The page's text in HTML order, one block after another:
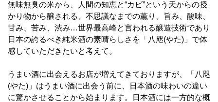
無味無臭の米から、人間の知恵と“カビ”という天からの授
かり物から醸される、不思議なまでの薫り、旨み、酸味、
甘み、苦み、渋み…世界最高峰と言われる醸造技術であり
日本の誇るべき純米酒の素晴らしさを「八咫(やた)」で体
感していただきたいと考えて。
うまい酒に出会えるお店が増えてきておりますが、「八咫
(やた)」はうまい酒に出会う前に、日本酒の味わいの違い
に驚かさせることから始まります。日本酒には一方的な概